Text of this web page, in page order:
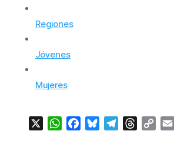
Regiones
Jóvenes
Mujeres
WhatsApp
FacebookBlueskyTelegramThreads
Copy